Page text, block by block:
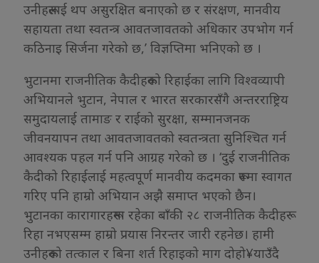
उनीहरूलाई थप असुरक्षित बनाएको छ र संरक्षण, मानवीय
सहायता तथा स्वतन्त्र आवतजावतको अधिकार उपभोग गर्न
कठिनाइ सिर्जना गरेको छ,’ विज्ञप्तिमा भनिएको छ ।
भुटानमा राजनीतिक कैदीहरूको रिहाईका लागि विश्वव्यापी
अभियानले भुटान, नेपाल र भारत सरकारसँगै अन्तरराष्ट्रिय
समुदायलाई तामाङ र राईको सुरक्षा, सम्मानजनक
जीवनयापन तथा आवतजावतको स्वतन्त्रता सुनिश्चित गर्न
आवश्यक पहल गर्न पनि आग्रह गरेको छ । ‘दुई राजनीतिक
कैदीको रिहाईलाई महत्वपूर्ण मानवीय कदमका रूपमा स्वागत
गरिए पनि हाम्रो अभियान अझै समाप्त भएको छैन।
भुटानका कारागारहरूमा रहेका बाँकी २८ राजनीतिक कैदीहरू
रिहा नभएसम्म हाम्रो प्रयास निरन्तर जारी रहनेछ। हामी
उनीहरूको तत्काल र बिना शर्त रिहाइको माग दोहो¥याउँदै